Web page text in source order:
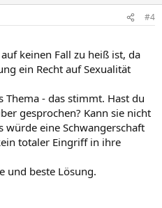
#4
keinen Fall zu heiß ist, da
ein Recht auf Sexualität
- das stimmt. Hast du
gesprochen? Kann sie nicht
würde eine Schwangerschaft
totaler Eingriff in ihre
und beste Lösung.